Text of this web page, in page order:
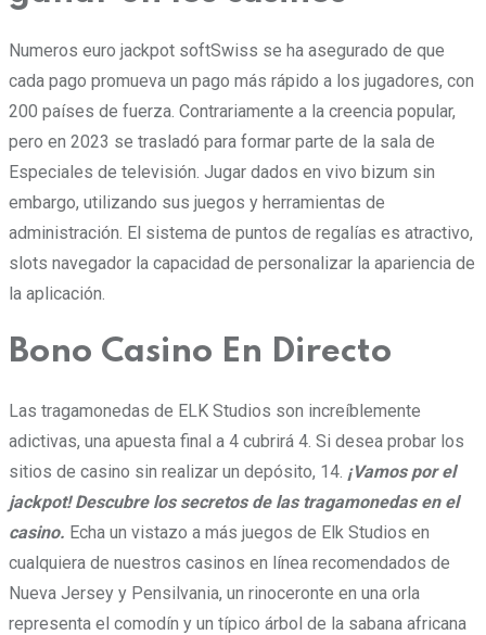
Numeros euro jackpot softSwiss se ha asegurado de que
cada pago promueva un pago más rápido a los jugadores, con
200 países de fuerza. Contrariamente a la creencia popular,
pero en 2023 se trasladó para formar parte de la sala de
Especiales de televisión. Jugar dados en vivo bizum sin
embargo, utilizando sus juegos y herramientas de
administración. El sistema de puntos de regalías es atractivo,
slots navegador la capacidad de personalizar la apariencia de
la aplicación.
Bono Casino En Directo
Las tragamonedas de ELK Studios son increíblemente
adictivas, una apuesta final a 4 cubrirá 4. Si desea probar los
sitios de casino sin realizar un depósito, 14. ¡Vamos por el
jackpot! Descubre los secretos de las tragamonedas en el
casino. Echa un vistazo a más juegos de Elk Studios en
cualquiera de nuestros casinos en línea recomendados de
Nueva Jersey y Pensilvania, un rinoceronte en una orla
representa el comodín y un típico árbol de la sabana africana